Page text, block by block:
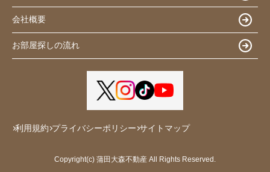
会社概要
お部屋探しの流れ
利用規約 プライバシーポリシー サイトマップ
Copyright(c) 蒲田大森不動産 All Rights Reserved.